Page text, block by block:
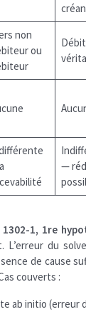
non
ou
—
1, 1re
L’erreur du
de cause
couverts :
ab initio (erreur